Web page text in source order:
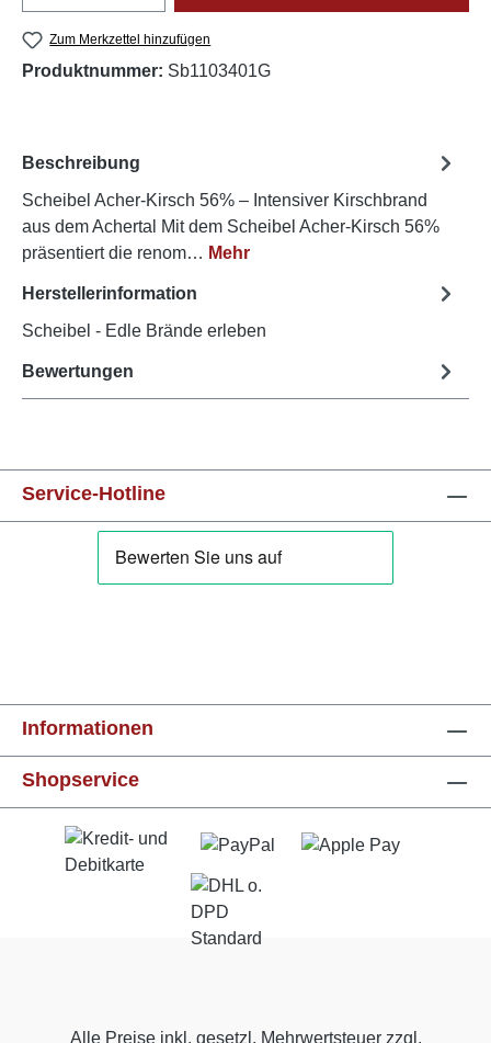
Zum Merkzettel hinzufügen
Produktnummer: Sb1103401G
Beschreibung
Scheibel Acher-Kirsch 56% – Intensiver Kirschbrand
aus dem Achertal Mit dem Scheibel Acher-Kirsch 56%
präsentiert die renom… Mehr
Herstellerinformation
Scheibel - Edle Brände erleben
Bewertungen
Service-Hotline
Informationen
Shopservice
Alle Preise inkl. gesetzl. Mehrwertsteuer zzgl.